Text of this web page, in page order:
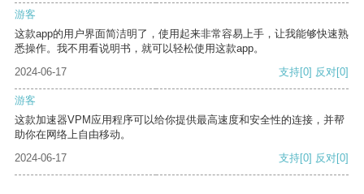
游客
这款app的用户界面简洁明了，使用起来非常容易上手，让我能够快速熟
悉操作。我不用看说明书，就可以轻松使用这款app。
2024-06-17
支持[0] 反对[0]
游客
这款加速器VPM应用程序可以给你提供最高速度和安全性的连接，并帮
助你在网络上自由移动。
2024-06-17
支持[0] 反对[0]